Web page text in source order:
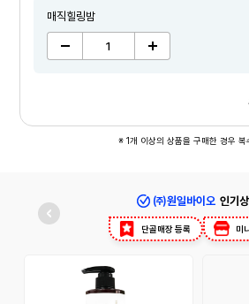
매직힐링밤
※ 1개 이상의 상품을 구매한 경우 복
㈜원일바이오 인기
단골매장 등록 미